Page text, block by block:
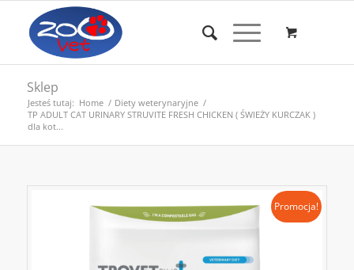
Sklep
Jesteś tutaj: Home / Diety weterynaryjne /
TP ADULT CAT URINARY STRUVITE FRESH CHICKEN ( ŚWIEŻY KURCZAK )
dla kot...
Promocja!